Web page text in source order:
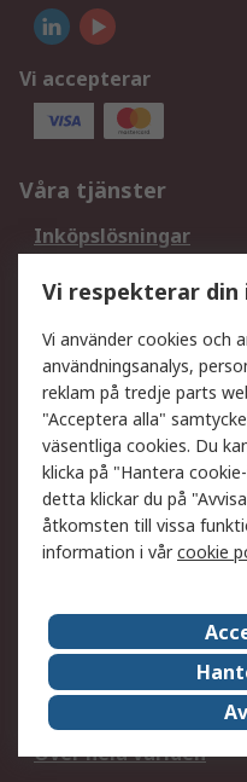
Vi accepterar
Våra tjänster
Inköpslösningar
DesignSpark
Ditt lokala säljteam
Support
Få hjälp
Leverans
Begär en fakturakopi
Betalningsalternativ
Om RS
Det juridiska
Jobba hos RS
Över hela världen
Vi respekterar
Vi använder cookies och
användningsanalys,
reklam på tredje parts
"Acceptera alla"
väsentliga cookies. Du
klicka på "Hantera
detta klickar du på
åtkomsten till vissa
information i vårcookie